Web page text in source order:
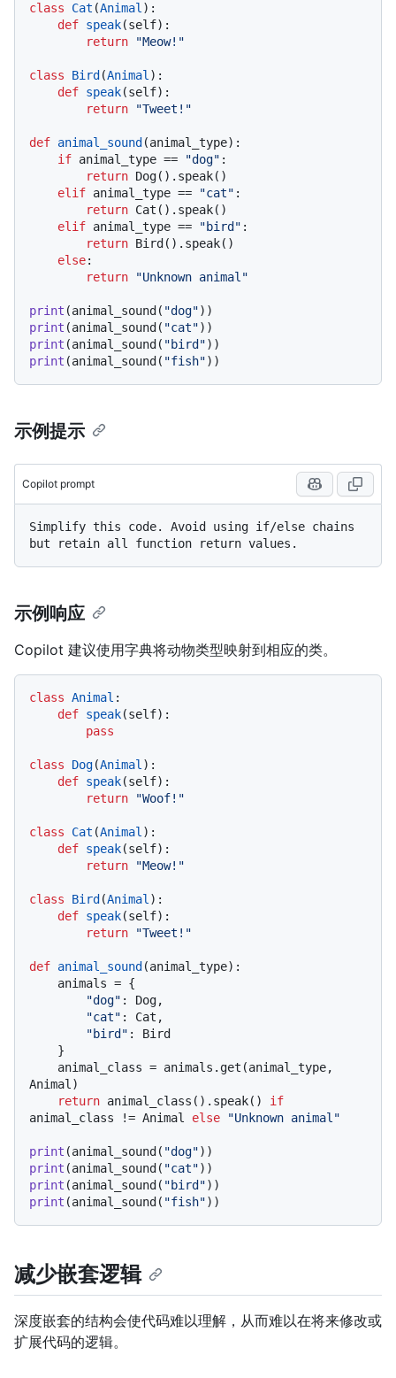
class Cat (Animal):
def speak(self):
return
"Meow!"
class Bird (Animal):
def speak(self):
return
"Tweet!"
def animal_sound (animal_type):
if animal_type == "dog" :
return Dog().speak()
elif animal_type == "cat" :
return Cat().speak()
elif animal_type == "bird" :
return Bird().speak()
else:
return
"Unknown animal"
print (animal_sound( "dog"
print (animal_sound( "cat"
print (animal_sound( "bird"
print (animal_sound( "fish"
示例提示
Copilot prompt
Simplify this code. Avoid using if/else chains
示例响应
Copilot 建议使用字典将动物类型映射到相应的类。
class Animal :
def speak(self):
pass
class Dog(Animal):
def speak(self):
return
"Woof!"
class Cat (Animal):
def speak(self):
return
"Meow!"
class Bird (Animal):
def speak(self):
return
"Tweet!"
def animal_sound (animal_type):
"dog" : Dog,
"cat" : Cat,
"bird" : Bird
Animal)
return animal_class().speak() if
animal_class != Animal else "Unknown animal"
print (animal_sound( "dog"
print (animal_sound( "cat"
print (animal_sound( "bird"
print (animal_sound( "fish"
减少嵌套逻辑
深度嵌套的结构会使代码难以理解，从而难以在将来修改或
扩展代码的逻辑。